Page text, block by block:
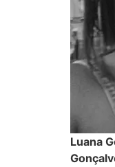
Luana